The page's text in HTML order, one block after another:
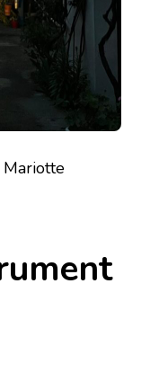
Mariotte